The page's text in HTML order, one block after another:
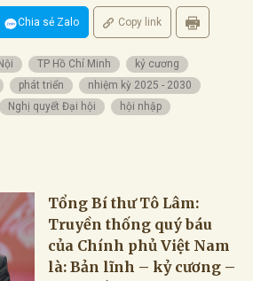
Chia sẻ Zalo Copy link
TP Hồ Chí Minh
kỷ cương
phát triển
nhiệm kỳ 2025 - 2030
Nghị quyết Đại hội
hội nhập
Tổng Bí thư Tô Lâm:
Truyền thống quý báu
của Chính phủ Việt Nam
là: Bản lĩnh – kỷ cương –